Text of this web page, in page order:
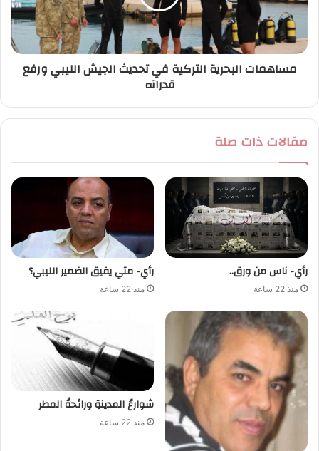
مساهمات البحرية التركية في تحديث الجيش الليبي ورفع
قدراته
مقالات ذات صلة
رأي- ناس من ورق..
منذ 22 ساعة
رأي- متي يفيق الضمير الليبي؟
منذ 22 ساعة
شوارعُ المدينةِ ورائحةُ المطر
منذ 22 ساعة